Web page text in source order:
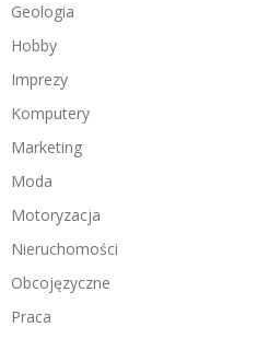
Geologia
Hobby
Imprezy
Komputery
Marketing
Moda
Motoryzacja
Nieruchomości
Obcojęzyczne
Praca